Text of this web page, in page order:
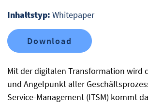
Mit der digitalen Transformation wird
und Angelpunkt aller
Service-Management (ITSM) kommt
Inhaltstyp: Whitepaper
Download